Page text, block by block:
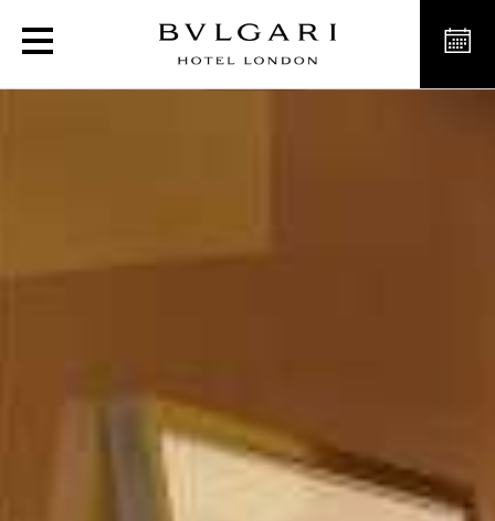
Les salles de réunion à